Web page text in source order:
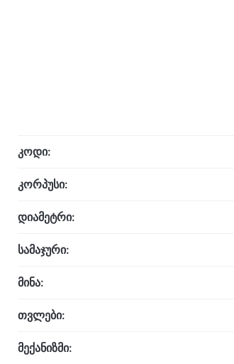
კოდი:
კორპუსი:
დიამეტრი:
სამაჯური:
მინა:
თვლები:
მექანიზმი: